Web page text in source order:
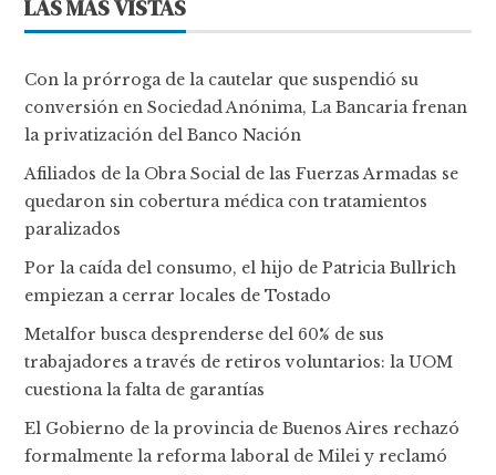
LAS MÁS VISTAS
Con la prórroga de la cautelar que suspendió su
conversión en Sociedad Anónima, La Bancaria frenan
la privatización del Banco Nación
Afiliados de la Obra Social de las Fuerzas Armadas se
quedaron sin cobertura médica con tratamientos
paralizados
Por la caída del consumo, el hijo de Patricia Bullrich
empiezan a cerrar locales de Tostado
Metalfor busca desprenderse del 60% de sus
trabajadores a través de retiros voluntarios: la UOM
cuestiona la falta de garantías
El Gobierno de la provincia de Buenos Aires rechazó
formalmente la reforma laboral de Milei y reclamó